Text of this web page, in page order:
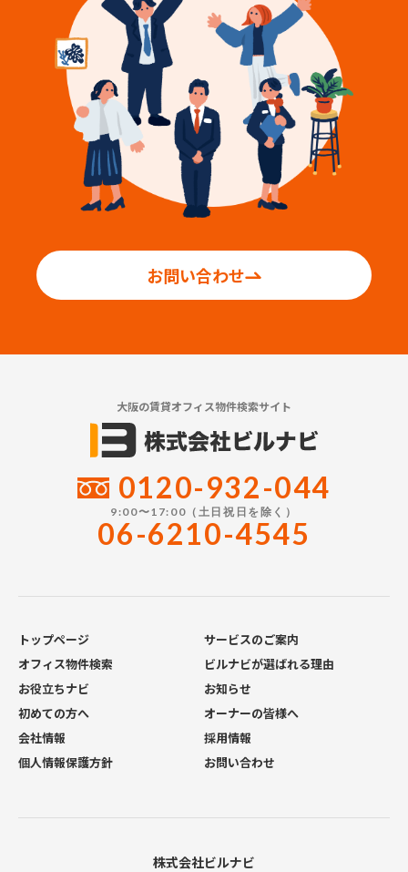
お問い合わせ
大阪の賃貸オフィス物件検索サイト
0120-932-044
9:00〜17:00（土日祝日を除く）
06-6210-4545
トップページ
サービスのご案内
オフィス物件検索
ビルナビが選ばれる理由
お役立ちナビ
お知らせ
初めての方へ
オーナーの皆様へ
会社情報
採用情報
個人情報保護方針
お問い合わせ
株式会社ビルナビ